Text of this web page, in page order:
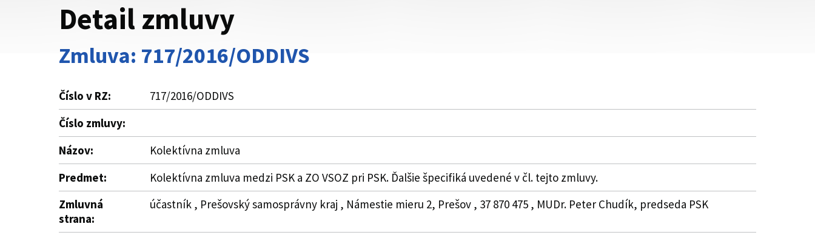
Detail zmluvy
Zmluva: 717/2016/ODDIVS
Číslo v RZ:
717/2016/ODDIVS
Číslo zmluvy:
Názov:
Kolektívna zmluva
Predmet:
Kolektívna zmluva medzi PSK a ZO VSOZ pri PSK. Ďalšie špecifiká uvedené v čl. tejto zmluvy.
Zmluvná
strana:
účastník , Prešovský samosprávny kraj , Námestie mieru 2, Prešov , 37 870 475 , MUDr. Peter Chudík, predseda PSK